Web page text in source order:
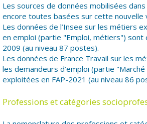
Les sources de données mobilisées
encore toutes basées sur cette nouvelle
Les données de l’Insee sur les métiers
en emploi (partie "Emploi, métiers") sont
2009 (au niveau 87 postes).
Les données de France Travail sur les
les demandeurs d’emploi (partie
exploitées en FAP-2021 (au niveau 86
Professions et catégories